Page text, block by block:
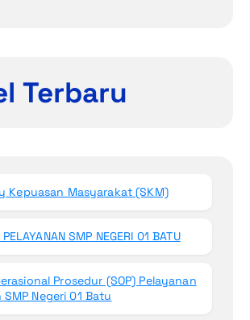
Terbaru
Kepuasan Masyarakat (SKM)
SMP NEGERI 01 BATU
Prosedur (SOP) Pelayanan
Negeri 01 Batu